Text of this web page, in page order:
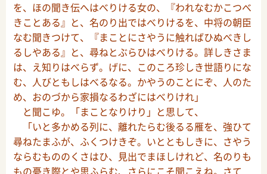
を、ほの聞き伝へはべりける女の、『われなむかこつべ
きことある』と、名のり出ではべりけるを、中将の朝臣
なむ聞きつけて、『まことにさやうに触ればひぬべきし
るしやある』と、尋ねとぶらひはべりける。詳しきさま
は、え知りはべらず。げに、このころ珍しき世語りにな
む、人びともしはべるなる。かやうのことにぞ、人のた
め、おのづから家損なるわざにはべりけれ」
と聞こゆ。「まことなりけり」と思して、
「いと多かめる列に、離れたらむ後るる雁を、強ひて
尋ねたまふが、ふくつけきぞ。いとともしきに、さやう
ならむもののくさはひ、見出でまほしけれど、名のりも